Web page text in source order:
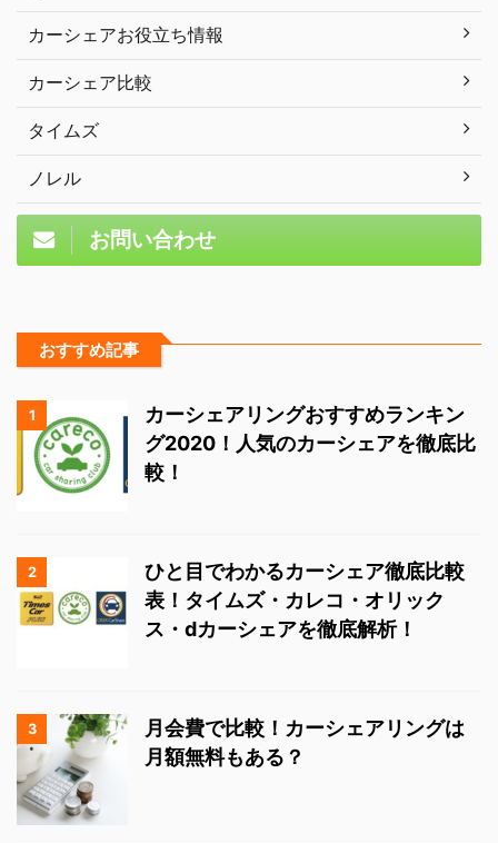
カーシェアお役立ち情報
カーシェア比較
タイムズ
ノレル
お問い合わせ
おすすめ記事
1
カーシェアリングおすすめランキン
グ2020！人気のカーシェアを徹底比
較！
2
ひと目でわかるカーシェア徹底比較
表！タイムズ・カレコ・オリック
ス・dカーシェアを徹底解析！
3
月会費で比較！カーシェアリングは
月額無料もある？